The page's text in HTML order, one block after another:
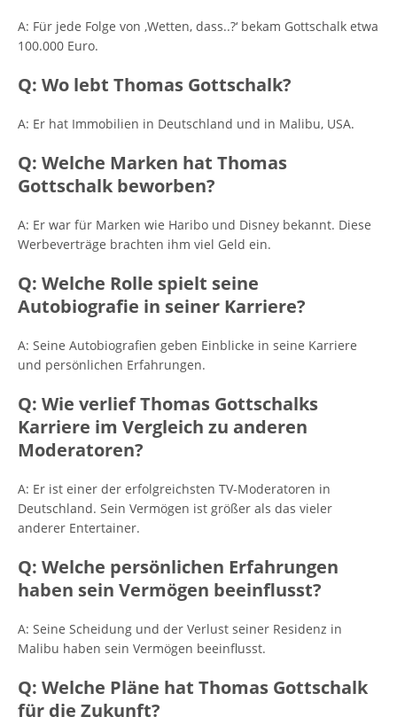
A: Für jede Folge von ‚Wetten, dass..?‘ bekam Gottschalk etwa
100.000 Euro.
Q: Wo lebt Thomas Gottschalk?
A: Er hat Immobilien in Deutschland und in Malibu, USA.
Q: Welche Marken hat Thomas
Gottschalk beworben?
A: Er war für Marken wie Haribo und Disney bekannt. Diese
Werbeverträge brachten ihm viel Geld ein.
Q: Welche Rolle spielt seine
Autobiografie in seiner Karriere?
A: Seine Autobiografien geben Einblicke in seine Karriere
und persönlichen Erfahrungen.
Q: Wie verlief Thomas Gottschalks
Karriere im Vergleich zu anderen
Moderatoren?
A: Er ist einer der erfolgreichsten TV-Moderatoren in
Deutschland. Sein Vermögen ist größer als das vieler
anderer Entertainer.
Q: Welche persönlichen Erfahrungen
haben sein Vermögen beeinflusst?
A: Seine Scheidung und der Verlust seiner Residenz in
Malibu haben sein Vermögen beeinflusst.
Q: Welche Pläne hat Thomas Gottschalk
für die Zukunft?